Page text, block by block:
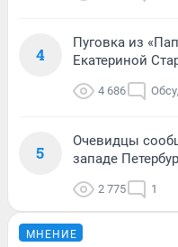
4
Пуговка из
Екатериной
4 686
5
Очевидцы
западе
2 775 1
МНЕНИЕ